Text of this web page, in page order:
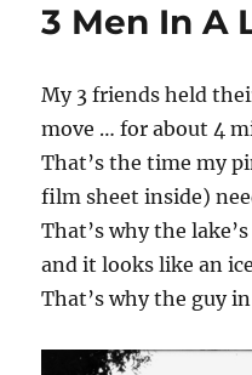
3 Men In A
My 3 friends held
move … for about 4
That’s the time my
film sheet inside)
That’s why the
and it looks like an
That’s why the guy